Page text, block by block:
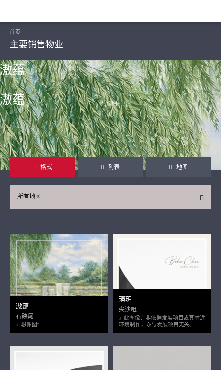
首页
主要销售物业
滶蕴
想像图ᴬ
滶蕴
格式 列表 地图
所有地区
滶蕴
石硖尾
想像图ᴬ
瑧玥
尖沙咀
此图像并非依据发展项目或其附近
环境制作，亦与发展项目无关。
继续